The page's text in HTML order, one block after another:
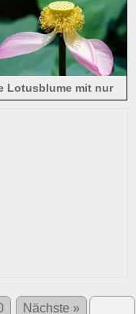
Sommersonne
Lotusblume mit nur
Nächste »